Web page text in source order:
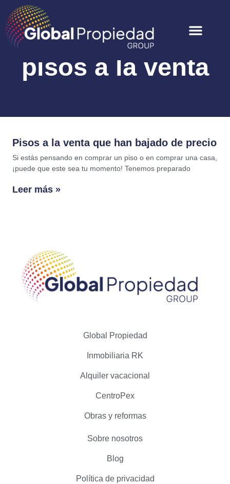
pisos a la venta
Pisos a la venta que han bajado de precio
Si estás pensando en comprar un piso o en comprar una casa,
¡puede que este sea tu momento! Tenemos preparado
Leer más »
Global Propiedad
Inmobiliaria RK
Alquiler vacacional
CentroPex
Obras y reformas
Sobre nosotros
Blog
Política de privacidad